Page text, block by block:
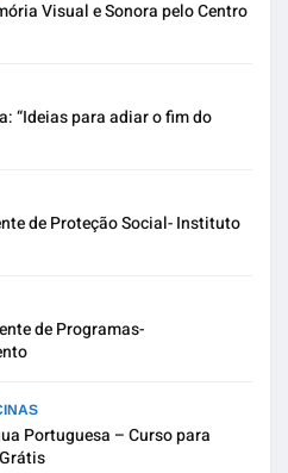
Visual e Sonora pelo Centro
“Ideias para adiar o fim do
de Proteção Social- Instituto
de Programas-
Portuguesa – Curso para